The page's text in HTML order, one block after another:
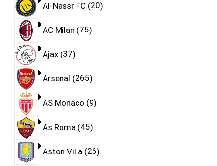
Al-Nassr FC 20
AC Milan 75
Ajax 37
Arsenal 265
AS Monaco 9
As Roma 45
Aston Villa 26